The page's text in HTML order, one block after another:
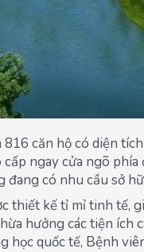
816 căn hộ có diện
cấp ngay cửa ngõ
đang có nhu cầu sở
thiết kế tỉ mỉ tinh tế,
hưởng các tiện ích
học quốc tế, Bệnh